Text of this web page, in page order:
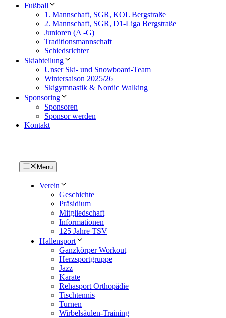
Fußball
1. Mannschaft, SGR, KOL Bergstraße
2. Mannschaft, SGR, D1-Liga Bergstraße
Junioren (A -G)
Traditionsmannschaft
Schiedsrichter
Skiabteilung
Unser Ski- und Snowboard-Team
Wintersaison 2025/26
Skigymnastik & Nordic Walking
Sponsoring
Sponsoren
Sponsor werden
Kontakt
Menu
Verein
Geschichte
Präsidium
Mitgliedschaft
Informationen
125 Jahre TSV
Hallensport
Ganzkörper Workout
Herzsportgruppe
Jazz
Karate
Rehasport Orthopädie
Tischtennis
Turnen
Wirbelsäulen-Training